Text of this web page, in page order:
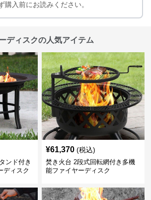
購入前にお読みください。
ディスクの人気アイテム
ンド付き
ディスク
¥61,370 (税込)
焚き火台 2段式回転網付き多機
能ファイヤーディスク